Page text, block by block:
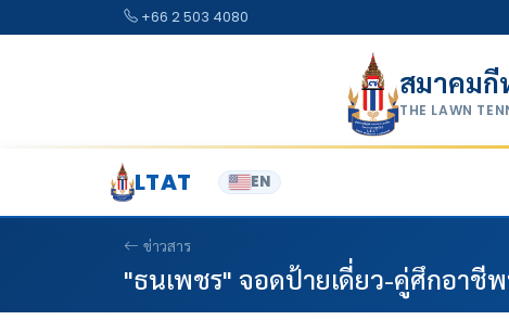
+66 2 503 4080
สมาคม
THE LAWN
LTAT EN
ข่าวสาร
"ธนเพชร" จอดป้ายเดี่ยว-คู่ศึกอาชี